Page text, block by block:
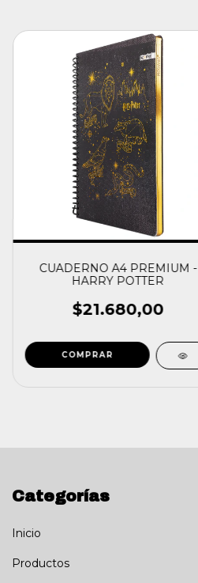
CUADERNO A4 PREMIUM -
HARRY POTTER
$21.680,00
COMPRAR
Categorías
Inicio
Productos